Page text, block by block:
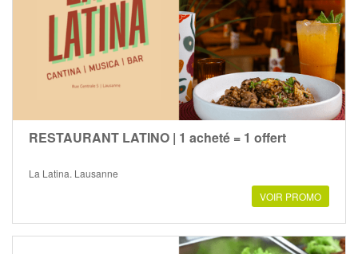
RESTAURANT LATINO | 1 acheté = 1 offert
La Latina, Lausanne
VOIR PROMO